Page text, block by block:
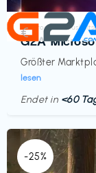
Elektronik &
G2A
Größter
lesen
€‎
Endet in <60
-25%